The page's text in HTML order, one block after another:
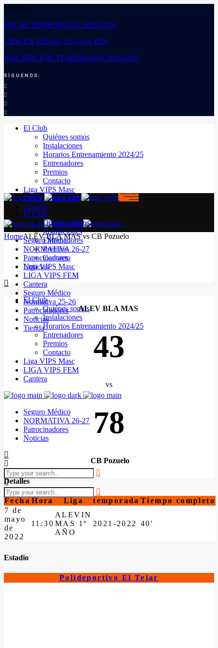
Noticias:
FIN DE TEMPORADA 2025/2026
CBM EN JUEGO 12-13-14 JUN
INSCRIPCIÓN TEMPORADA 2026/2027
SÍGUENOS:
El Club
Quiénes somos
Instalaciones
Horarios Entrenamiento 2024/25
Entrenadores
Premios
Contacto
Liga VIPS Masc
LIGA VIPS FEM
Cantera
Seguro Médico
NORMATIVA 26-27
Patrocinadores
Noticias
El Club
Quiénes somos
Instalaciones
Horarios Entrenamiento 2024/25
Entrenadores
Premios
Contacto
Liga VIPS Masc
LIGA VIPS FEM
Cantera
Seguro Médico
NORMATIVA 26-27
Patrocinadores
Noticias
El Club
Quiénes somos
Instalaciones
Entrenadores
Premios
Contacto
Liga VIPS Masc
LIGA VIPS FEM
Cantera
Seguro Médico
Normativa 25-26
Patrocinadores
Noticias
Tienda
HomeALEV BLA MAS vs CB Pozuelo
ALEV BLA MAS
43
vs
78
CB Pozuelo
Detalles
Fecha Hora Liga temporada Tiempo completo
7 de
mayo
de
2022
11:30
ALEVIN
MAS 1º
AÑO
2021-2022 40'
Estadio
Polideportivo El Tejar